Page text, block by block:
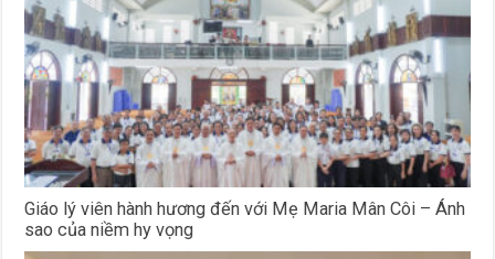
Giáo lý viên hành hương đến với Mẹ Maria Mân Côi – Ánh
sao của niềm hy vọng